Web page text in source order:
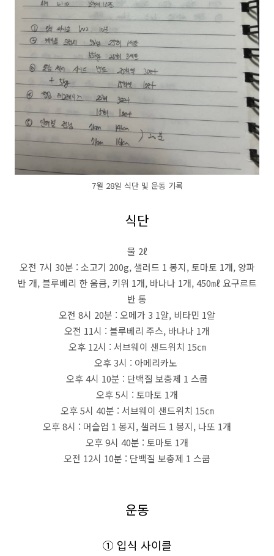
7월 28일 식단 및 운동 기록
식단
물 2ℓ
오전 7시 30분 : 소고기 200g, 샐러드 1 봉지, 토마토 1개, 양파
반 개, 블루베리 한 움큼, 키위 1개, 바나나 1개, 450㎖ 요구르트
반 통
오전 8시 20분 : 오메가 3 1알, 비타민 1알
오전 11시 : 블루베리 주스, 바나나 1개
오후 12시 : 서브웨이 샌드위치 15㎝
오후 3시 : 아메리카노
오후 4시 10분 : 단백질 보충제 1 스쿱
오후 5시 : 토마토 1개
오후 5시 40분 : 서브웨이 샌드위치 15㎝
오후 8시 : 머슬업 1 봉지, 샐러드 1 봉지, 나또 1개
오후 9시 40분 : 토마토 1개
오전 12시 10분 : 단백질 보충제 1 스쿱
운동
① 입식 사이클